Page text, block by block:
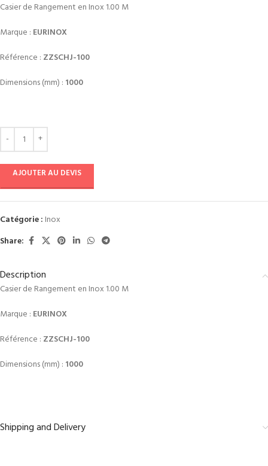
Casier de Rangement en Inox 1.00 M
Marque : EURINOX
Référence : ZZSCHJ-100
Dimensions (mm) : 1000
AJOUTER AU DEVIS
Catégorie : Inox
Share:
Description
Casier de Rangement en Inox 1.00 M
Marque : EURINOX
Référence : ZZSCHJ-100
Dimensions (mm) : 1000
Shipping and Delivery